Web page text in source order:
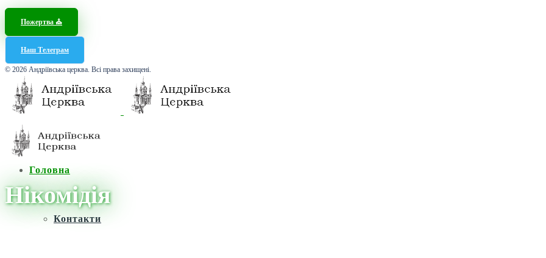
Пожертва ⛪️
Наш Телеграм
© 2026 Андріївська церква. Всі права захищені.
Головна
Контакти
Нікомідія